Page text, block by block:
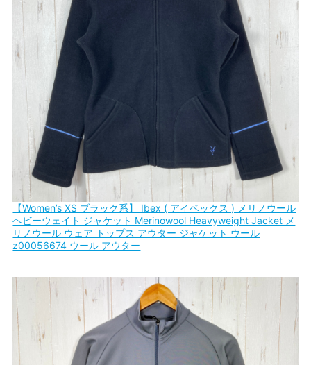
【Women’s XS ブラック系】 Ibex ( アイベックス ) メリノウール
ヘビーウェイト ジャケット Merinowool Heavyweight Jacket メ
リノウール ウェア トップス アウター ジャケット ウール
z00056674 ウール アウター